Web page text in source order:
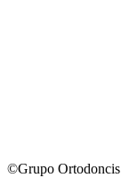
©Grupo Ortodoncis